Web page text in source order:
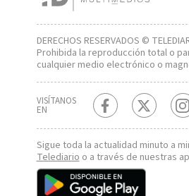
DERECHOS RESERVADOS ©
Prohibida la reproducción total o
cualquier medio electrónico o
VISÍTANOS
EN
Sigue toda la actualidad minuto a
Telediarioo a través de nuestras